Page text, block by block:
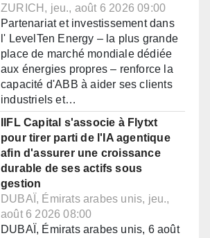
ZURICH, jeu., août 6 2026 09:00
Partenariat et investissement dans
l' LevelTen Energy – la plus grande
place de marché mondiale dédiée
aux énergies propres – renforce la
capacité d'ABB à aider ses clients
industriels et…
IIFL Capital s'associe à Flytxt
pour tirer parti de l'IA agentique
afin d'assurer une croissance
durable de ses actifs sous
gestion
DUBAÏ, Émirats arabes unis, jeu.,
août 6 2026 08:00
DUBAÏ, Émirats arabes unis, 6 août